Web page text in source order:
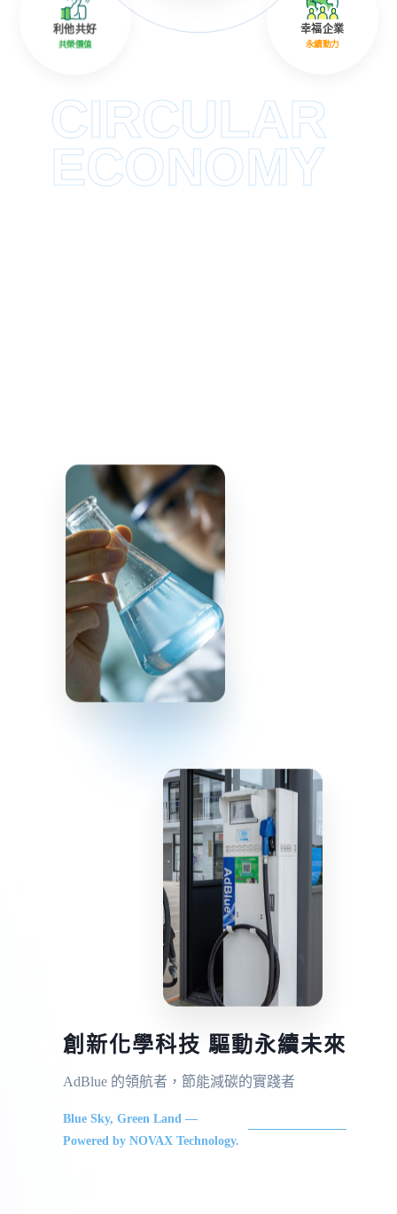
利他共好
共榮價值
幸福企業
永續動力
CIRCULAR
ECONOMY
創新化學科技 驅動永續未來
AdBlue 的領航者，節能減碳的實踐者
Blue Sky, Green Land —
Powered by NOVAX Technology.